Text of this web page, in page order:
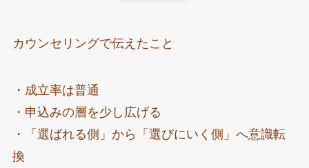
カウンセリングで伝えたこと
・成立率は普通
・申込みの層を少し広げる
・「選ばれる側」から「選びにいく側」へ意識転
換